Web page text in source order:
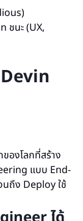
ชนะ (UX,
องโลกที่สร้าง
แบบ End-
ถึง Deploy ใช้